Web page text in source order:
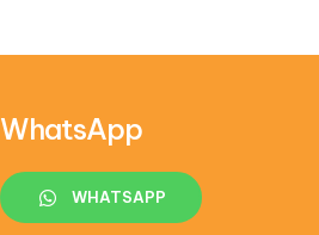
WhatsApp
WHATSAPP